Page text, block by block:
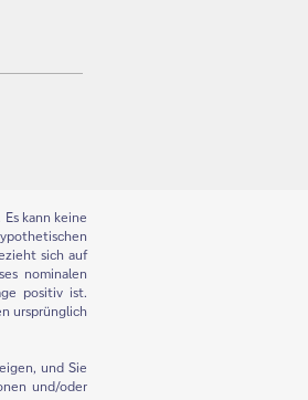
kann keine
sich auf
nominalen
positiv ist.
ursprünglich
und Sie
und/oder